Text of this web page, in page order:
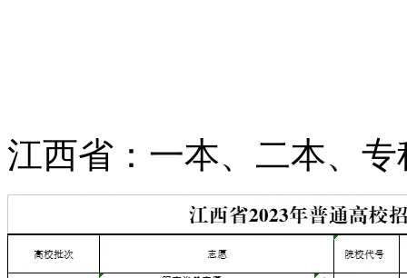
江西省：一本、二本、